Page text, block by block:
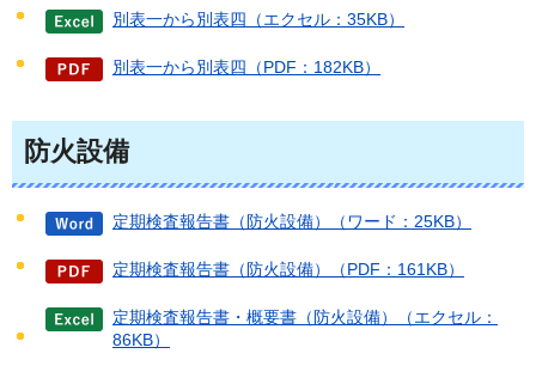
別表一から別表四（エクセル：35KB）
別表一から別表四（PDF：182KB）
防火設備
定期検査報告書（防火設備）（ワード：25KB）
定期検査報告書（防火設備）（PDF：161KB）
定期検査報告書・概要書（防火設備）（エクセル：
86KB）